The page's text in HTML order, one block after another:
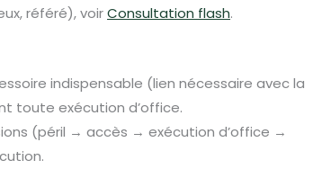
référé), voirConsultation flash.
indispensable (lien nécessaire avec la
toute exécution d’office.
(péril → accès → exécution d’office →